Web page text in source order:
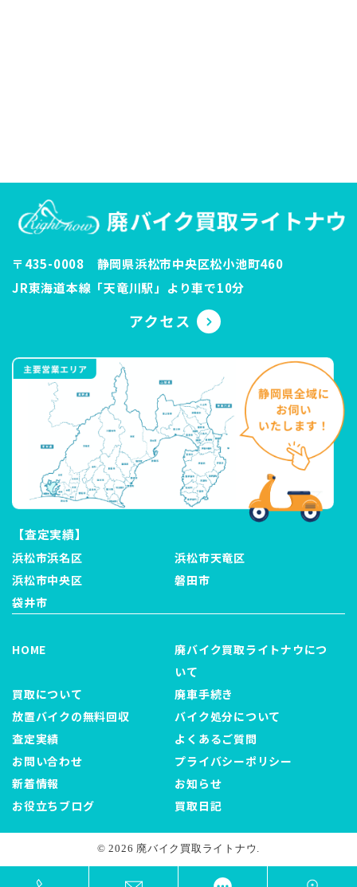
〒435-0008 静岡県浜松市中央区松小池町460
JR東海道本線「天竜川駅」より車で10分
【査定実績】
浜松市浜名区
浜松市天竜区
浜松市中央区
磐田市
袋井市
HOME
廃バイク買取ライトナウにつ
いて
買取について
廃車手続き
放置バイクの無料回収
バイク処分について
査定実績
よくあるご質問
お問い合わせ
プライバシーポリシー
新着情報
お知らせ
お役立ちブログ
買取日記
© 2026 廃バイク買取ライトナウ.